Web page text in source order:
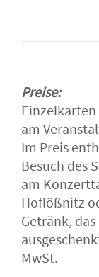
Preise:
Einzelkarten
am
Im Preis
Besuch des
am
Hoflößnitz
Getränk,
MwSt.